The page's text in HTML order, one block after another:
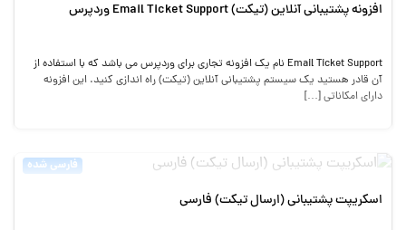
افزونه پشتیبانی آنلاین (تیکت) Email Ticket Support وردپرس
Email Ticket Support نام یک افزونه تجاری برای وردپرس می باشد که با استفاده از
آن قادر هستید یک سیستم پشتیبانی آنلاین (تیکت) راه اندازی کنید. این افزونه
دارای امکاناتی […]
فارسی شده
اسکریپت پشتیبانی (ارسال تیکت) فارسی